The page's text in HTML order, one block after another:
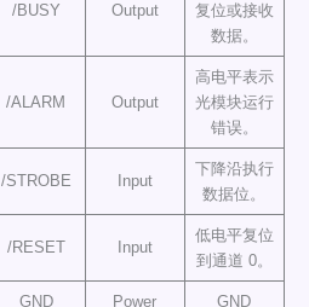
/BUSY Output
复位或接收
数据。
/ALARM Output
高电平表示
光模块运行
错误。
/STROBE Input
下降沿执行
数据位。
/RESET Input
低电平复位
到通道 0。
GND Power GND